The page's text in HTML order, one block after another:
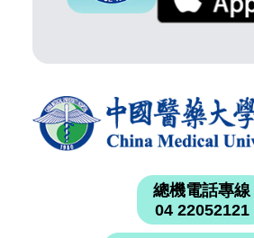
總機電話專線
04 22052121